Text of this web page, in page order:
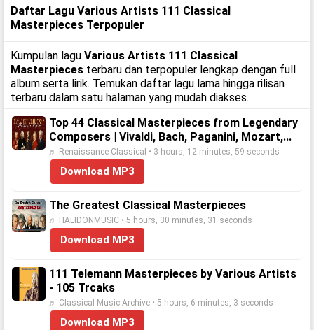
Daftar Lagu Various Artists 111 Classical
Masterpieces Terpopuler
Kumpulan lagu Various Artists 111 Classical
Masterpieces terbaru dan terpopuler lengkap dengan full
album serta lirik. Temukan daftar lagu lama hingga rilisan
terbaru dalam satu halaman yang mudah diakses.
Top 44 Classical Masterpieces from Legendary
Composers | Vivaldi, Bach, Paganini, Mozart,...
♬ Renaissance Classical • 3 hours, 12 minutes, 59 seconds
Download MP3
The Greatest Classical Masterpieces
♬ HALIDONMUSIC • 5 hours, 30 minutes, 31 seconds
Download MP3
111 Telemann Masterpieces by Various Artists
- 105 Trcaks
♬ Classical Music Archive • 5 hours, 6 minutes, 3 seconds
Download MP3